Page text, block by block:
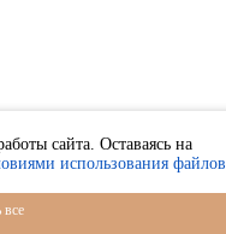
сайта. Оставаясь на
использования файлов
все